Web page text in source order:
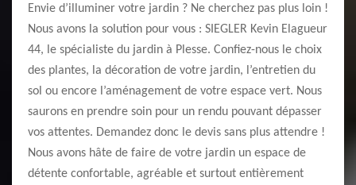
Envie d’illuminer votre jardin ? Ne cherchez pas plus loin !
Nous avons la solution pour vous : SIEGLER Kevin Elagueur
44, le spécialiste du jardin à Plesse. Confiez-nous le choix
des plantes, la décoration de votre jardin, l’entretien du
sol ou encore l’aménagement de votre espace vert. Nous
saurons en prendre soin pour un rendu pouvant dépasser
vos attentes. Demandez donc le devis sans plus attendre !
Nous avons hâte de faire de votre jardin un espace de
détente confortable, agréable et surtout entièrement